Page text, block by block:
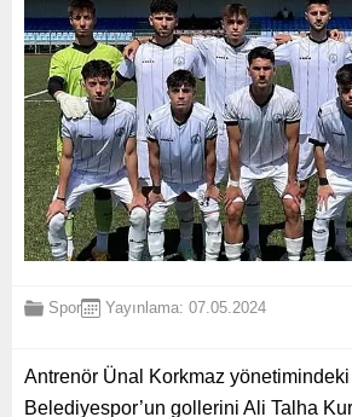
Spor Yayınlama: 07.05.2024
Antrenör Ünal Korkmaz
Belediyespor’un gollerini Ali Talha